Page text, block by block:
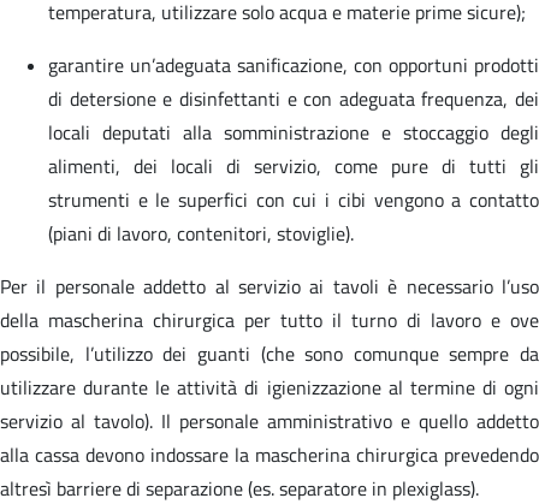
temperatura, utilizzare solo acqua e materie prime sicure);
garantire un’adeguata sanificazione, con opportuni prodotti
di detersione e disinfettanti e con adeguata frequenza, dei
locali deputati alla somministrazione e stoccaggio degli
alimenti, dei locali di servizio, come pure di tutti gli
strumenti e le superfici con cui i cibi vengono a contatto
(piani di lavoro, contenitori, stoviglie).
Per il personale addetto al servizio ai tavoli è necessario l’uso
della mascherina chirurgica per tutto il turno di lavoro e ove
possibile, l’utilizzo dei guanti (che sono comunque sempre da
utilizzare durante le attività di igienizzazione al termine di ogni
servizio al tavolo). Il personale amministrativo e quello addetto
alla cassa devono indossare la mascherina chirurgica prevedendo
altresì barriere di separazione (es. separatore in plexiglass).